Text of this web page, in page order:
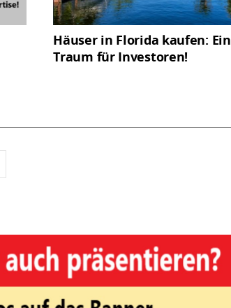
Häuser in Florida kaufen: Ein
Traum für Investoren!